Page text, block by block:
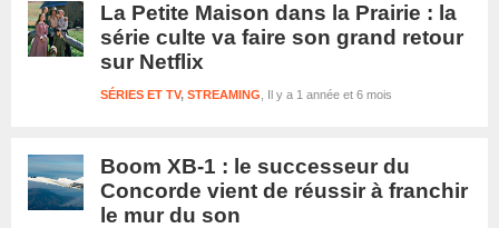
La Petite Maison dans la Prairie : la
série culte va faire son grand retour
sur Netflix
Il y a 1 année et 6 mois
SÉRIES ET TV, STREAMING
Boom XB-1 : le successeur du
Concorde vient de réussir à franchir
le mur du son